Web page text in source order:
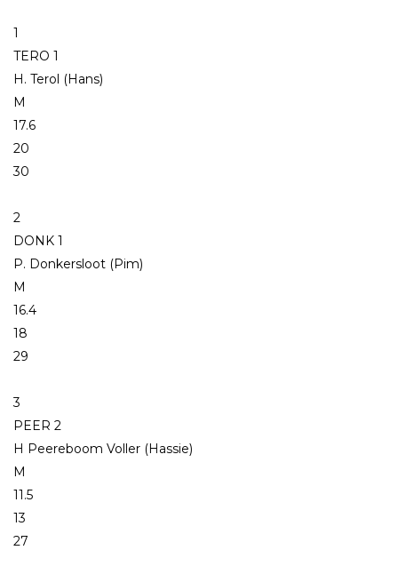
1
TERO 1
H. Terol (Hans)
M
17.6
20
30
2
DONK 1
P. Donkersloot (Pim)
M
16.4
18
29
3
PEER 2
H Peereboom Voller (Hassie)
M
11.5
13
27